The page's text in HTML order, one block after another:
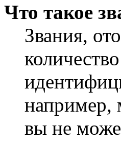
Что такое
Звания,
например,
вы не